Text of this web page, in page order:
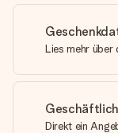
Lies mehr über
Direkt ein